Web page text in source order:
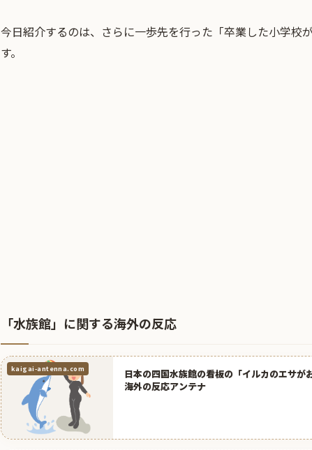
今日紹介するのは、さらに一歩先を行った「卒業した小学校
す。
「水族館」に関する海外の反応
kaigai-antenna.com
日本の四国水族館の看板の「イルカのエサが
海外の反応アンテナ